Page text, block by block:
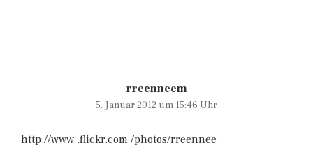
rreenneem
5. Januar 2012 um 15:46 Uhr
http://www .flickr.com /photos/rreennee